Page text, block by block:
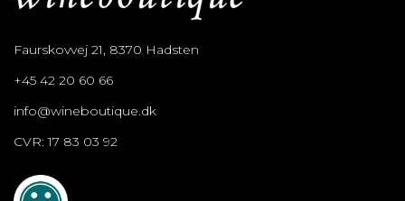
Faurskovvej 21, 8370 Hadsten
+45 42 20 60 66
info@wineboutique.dk
CVR: 17 83 03 92